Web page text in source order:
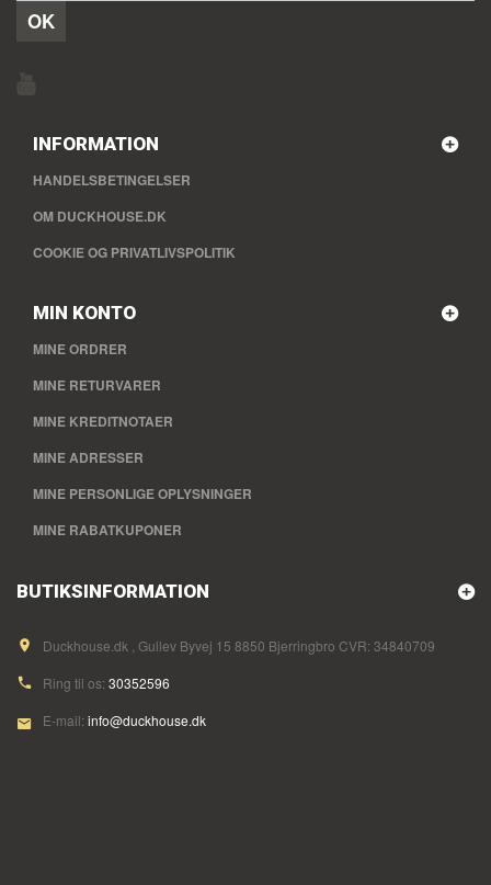
OK
INFORMATION
HANDELSBETINGELSER
OM DUCKHOUSE.DK
COOKIE OG PRIVATLIVSPOLITIK
MIN KONTO
MINE ORDRER
MINE RETURVARER
MINE KREDITNOTAER
MINE ADRESSER
MINE PERSONLIGE OPLYSNINGER
MINE RABATKUPONER
BUTIKSINFORMATION
Duckhouse.dk , Gullev Byvej 15 8850 Bjerringbro CVR: 34840709
Ring til os: 30352596
E-mail: info@duckhouse.dk